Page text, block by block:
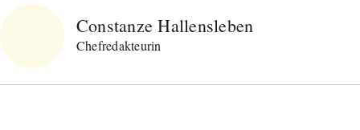
Constanze Hallensleben
Chefredakteurin